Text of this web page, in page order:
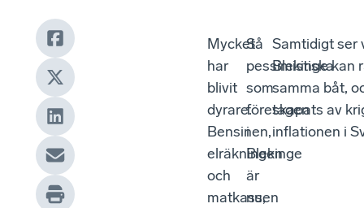
Mycket
har
blivit
dyrare.
Bensinen,
elräkningen
och
matkassen
Så
pessimistiska
som
företagen
i
Blekinge
är
nu,
Samtidigt ser
Blekinge kan
samma båt,
skapats av
inflationen i